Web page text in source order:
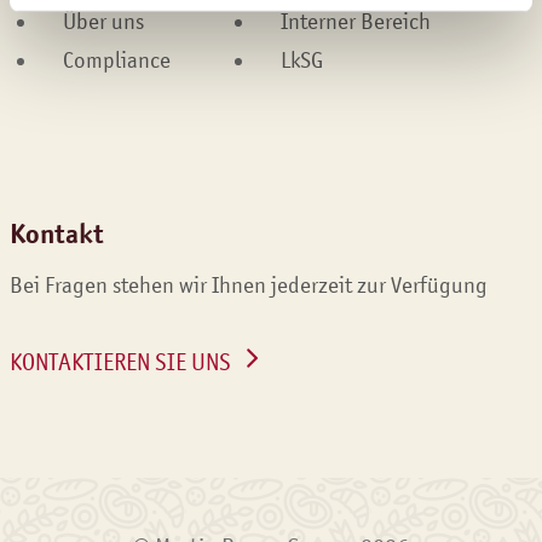
Über uns
Interner Bereich
Compliance
LkSG
Kontakt
Bei Fragen stehen wir Ihnen jederzeit zur Verfügung
KONTAKTIEREN SIE UNS